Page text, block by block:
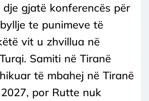
gjatë konferencës për
te punimeve të
vit u zhvillua në
Samiti në Tiranë
të mbahej në Tiranë
por Rutte nuk